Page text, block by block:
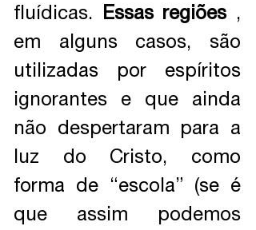
fluídicas.
Essas regiões ,
em alguns casos, são
utilizadas por espíritos
ignorantes e que ainda
não despertaram para a
luz do Cristo, como
forma de “escola” (se é
que assim podemos